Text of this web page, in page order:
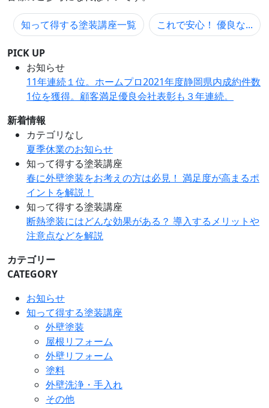
知って得する塗装講座一覧 これで安心！ 優良な...
PICK UP
お知らせ
11年連続１位。ホームプロ2021年度静岡県内成約件数
1位を獲得。顧客満足優良会社表彰も３年連続。
新着情報
カテゴリなし
夏季休業のお知らせ
知って得する塗装講座
春に外壁塗装をお考えの方は必見！ 満足度が高まるポ
イントを解説！
知って得する塗装講座
断熱塗装にはどんな効果がある？ 導入するメリットや
注意点などを解説
カテゴリー
CATEGORY
お知らせ
知って得する塗装講座
外壁塗装
屋根リフォーム
外壁リフォーム
塗料
外壁洗浄・手入れ
その他